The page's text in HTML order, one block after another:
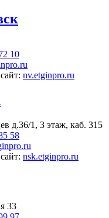
10
nv.etginpro.ru
д.36/1, 3 этаж, каб. 315
58
nsk.etginpro.ru
33